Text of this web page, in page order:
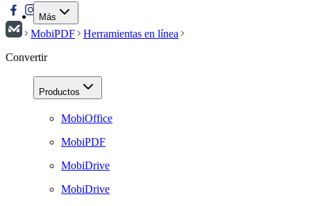
Más
MobiPDF
Herramientas en línea
Convertir
Productos
MobiOffice
MobiPDF
MobiDrive
MobiDrive